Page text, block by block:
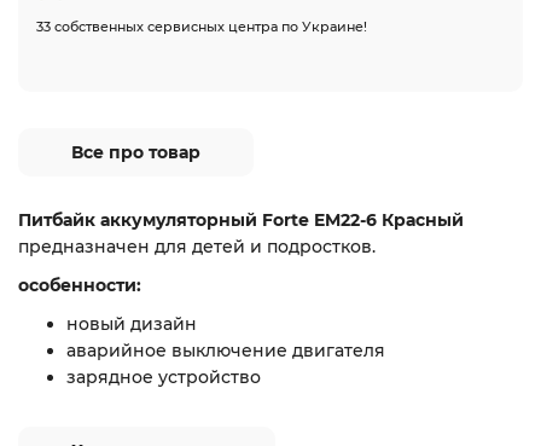
33 собственных сервисных центра по Украине!
Все про товар
Питбайк аккумуляторный Forte EM22-6 Красный
предназначен для детей и подростков.
особенности:
новый дизайн
аварийное выключение двигателя
зарядное устройство